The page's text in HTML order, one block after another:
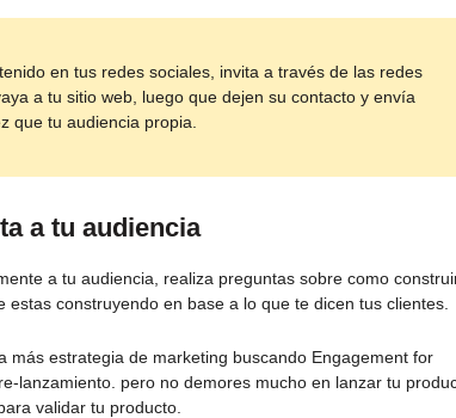
en tus redes sociales, invita a través de las redes
a tu sitio web, luego que dejen su contacto y envía
que tu audiencia propia.
a tu audiencia
a tu audiencia, realiza preguntas sobre como
estas construyendo en base a lo que te dicen tus clientes.
más estrategia de marketing buscando Engagement for
lanzamiento. pero no demores mucho en lanzar tu
validar tu producto.